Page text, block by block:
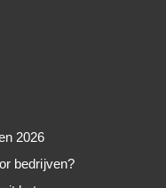
2026
bedrijven?